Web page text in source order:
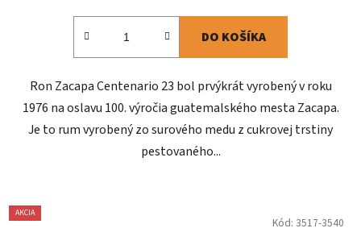
DO KOŠÍKA
Ron Zacapa Centenario 23 bol prvýkrát vyrobený v roku
1976 na oslavu 100. výročia guatemalského mesta Zacapa.
Je to rum vyrobený zo surového medu z cukrovej trstiny
pestovaného...
AKCIA
Kód: 3517-3540